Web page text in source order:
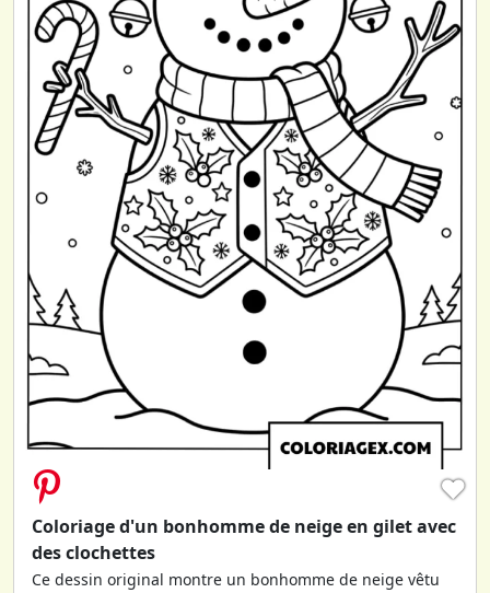
♥
Coloriage d'un bonhomme de neige en gilet avec
des clochettes
Ce dessin original montre un bonhomme de neige vêtu